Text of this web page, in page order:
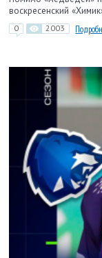
воскресенский
0 2003